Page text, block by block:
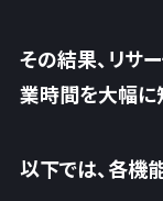
その結果、リサ
業時間を大幅に
以下では、各機